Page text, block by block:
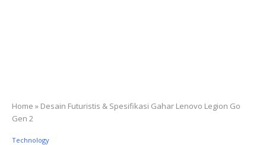
Home » Desain Futuristis & Spesifikasi Gahar Lenovo Legion Go
Gen 2
Technology